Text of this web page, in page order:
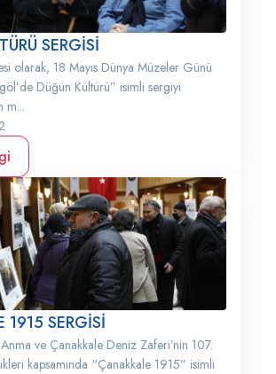
SERGİSİ
olarak, 18 Mayıs Dünya Müzeler Günü
Düğün Kültürü” isimli sergiyi
m...
1915 SERGİSİ
ve Çanakkale Deniz Zaferi’nin 107.
kapsamında “Çanakkale 1915” isimli